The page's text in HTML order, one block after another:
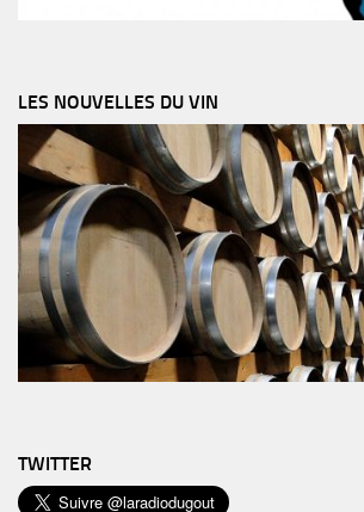
LES NOUVELLES DU VIN
TWITTER